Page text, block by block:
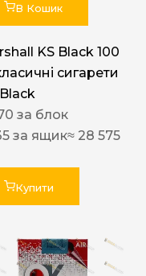
В Кошик
KS Black 100
сигарети
за блок
за ящик≈ 28 575
Купити